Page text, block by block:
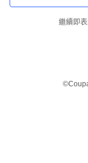
繼續即